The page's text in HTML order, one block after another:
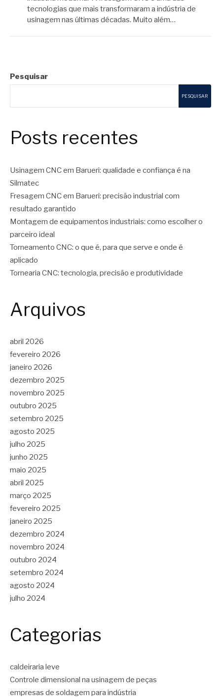
tecnologias que mais transformaram a indústria de
usinagem nas últimas décadas. Muito além…
Pesquisar
PESQUISAR
Posts recentes
Usinagem CNC em Barueri: qualidade e confiança é na
Silmatec
Fresagem CNC em Barueri: precisão industrial com
resultado garantido
Montagem de equipamentos industriais: como escolher o
parceiro ideal
Torneamento CNC: o que é, para que serve e onde é
aplicado
Tornearia CNC: tecnologia, precisão e produtividade
Arquivos
abril 2026
fevereiro 2026
janeiro 2026
dezembro 2025
novembro 2025
outubro 2025
setembro 2025
agosto 2025
julho 2025
junho 2025
maio 2025
abril 2025
março 2025
fevereiro 2025
janeiro 2025
dezembro 2024
novembro 2024
outubro 2024
setembro 2024
agosto 2024
julho 2024
Categorias
caldeiraria leve
Controle dimensional na usinagem de peças
empresas de soldagem para indústria